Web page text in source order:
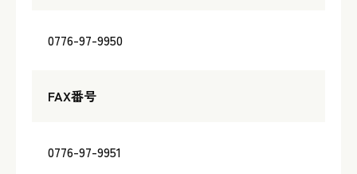
0776-97-9950
FAX番号
0776-97-9951